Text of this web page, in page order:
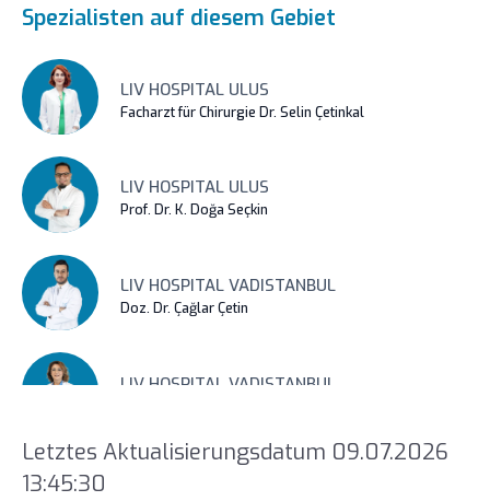
Spezialisten auf diesem Gebiet
LIV HOSPITAL ULUS
Facharzt für Chirurgie Dr. Selin Çetinkal
LIV HOSPITAL ULUS
Prof. Dr. K. Doğa Seçkin
LIV HOSPITAL VADISTANBUL
Doz. Dr. Çağlar Çetin
LIV HOSPITAL VADISTANBUL
Letztes Aktualisierungsdatum 09.07.2026
13:45:30